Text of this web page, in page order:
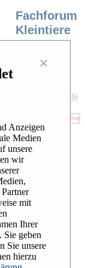
Fachforum
Kleintiere
hier.
×
Anzeigen
Medien
unsere
wir
mit
Ihrer
Sie geben
Sie unsere
hierzu